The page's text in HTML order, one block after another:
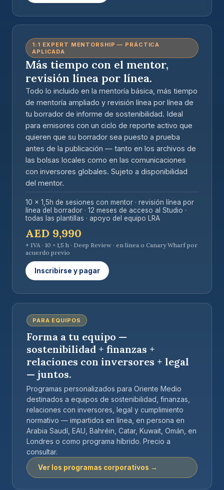
1:1 EXPERT MENTORSHIP — PRÁCTICA
APLICADA
Más tiempo con el mentor,
revisión línea por línea.
Todo lo incluido en la mentoría básica, más tiempo
de mentoría ampliado y revisión línea por línea de
tu borrador de informe de sostenibilidad. Ideal
para emisores con un ciclo de reporte activo que
quieren que su borrador sea puesto a prueba
antes de la publicación — tanto en los archivos de
las bolsas locales como en las comunicaciones
con inversores globales. Sujeto a disponibilidad
del mentor.
10 × 1,5h de sesiones con mentor · revisión línea por
línea del borrador · 12 meses de acceso al Studio ·
todas las plantillas · apoyo del equipo LRA
AED 9,990
+ IVA · 10 × 1,5 h · Deep Review · en línea o Canary Wharf por
acuerdo previo
Inscribirse y pagar
PARA EQUIPOS
Forma a tu equipo —
sostenibilidad + finanzas +
relaciones con inversores + legal
— juntos.
Programas personalizados para Oriente Medio
destinados a equipos de sostenibilidad, finanzas,
relaciones con inversores, legal y cumplimiento
normativo — impartidos en línea, en persona en
Arabia Saudí, EAU, Bahréin, Catar, Kuwait, Omán, en
Londres o como programa híbrido. Precio a
consultar.
Ver los programas corporativos →